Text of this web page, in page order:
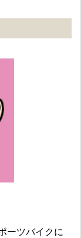
ーツバイクに